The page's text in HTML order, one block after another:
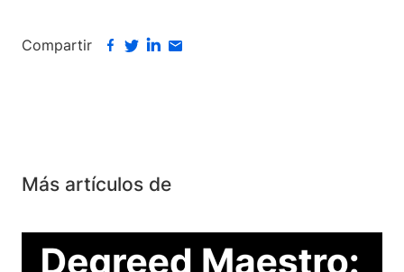
Compartir
Más artículos de